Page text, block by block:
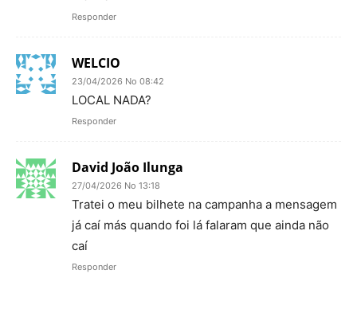
Responder
WELCIO
23/04/2026 No 08:42
LOCAL NADA?
Responder
David João Ilunga
27/04/2026 No 13:18
Tratei o meu bilhete na campanha a mensagem
já caí más quando foi lá falaram que ainda não
caí
Responder